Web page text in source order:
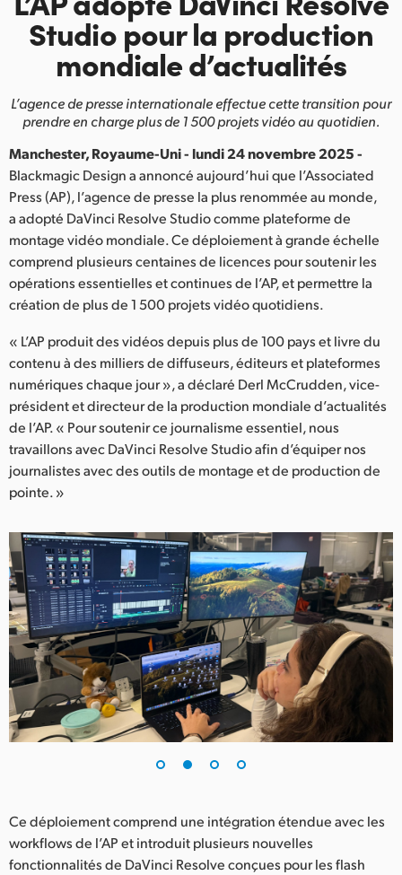
Finland
Hong Kong SAR, China
India
Italy
Japan
Korea
Malaysia
Netherlands
New Zealand
Norway
Portugal
Singapore
South Africa
Spain
Sweden
UAE
Ukraine
Studiopour la production
mondiale d’actualités
L’agence de presse internationale effectue cette transition pour
prendre en charge plus de 1 500 projets vidéo au quotidien.
Manchester, Royaume-Uni - lundi 24 novembre 2025 -
Blackmagic Design a annoncé aujourd’hui que l’Associated
Press (AP), l’agence de presse la plus renommée au monde,
a adopté DaVinci Resolve Studio comme plateforme de
montage vidéo mondiale. Ce déploiement à grande échelle
comprend plusieurs centaines de licences pour soutenir les
opérations essentielles et continues de l’AP, et permettre la
création de plus de 1 500 projets vidéo quotidiens.
« L’AP produit des vidéos depuis plus de 100 pays et livre du
contenu à des milliers de diffuseurs, éditeurs et plateformes
numériques chaque jour », a déclaré Derl McCrudden, vice-
président et directeur de la production mondiale d’actualités
de l’AP. « Pour soutenir ce journalisme essentiel, nous
travaillons avec DaVinci Resolve Studio afin d’équiper nos
journalistes avec des outils de montage et de production de
pointe. »
Ce déploiement comprend une intégration étendue avec les
workflows de l’AP et introduit plusieurs nouvelles
fonctionnalités de DaVinci Resolve conçues pour les flash